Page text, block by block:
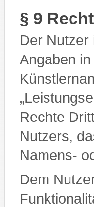
§ 9
Der Nutzer
Angaben
Rechte
Nutzers,
Namens-
Dem